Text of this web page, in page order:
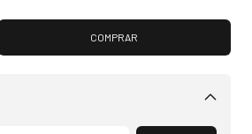
Alterar CEP